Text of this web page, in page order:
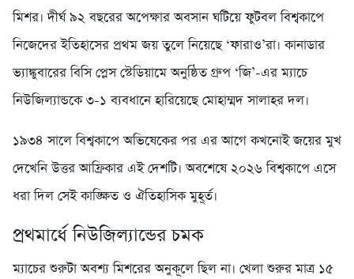
মিশর। দীর্ঘ ৯২ বছরের অপেক্ষার অবসান ঘটিয়ে ফুটবল বিশ্বকাপে
নিজেদের ইতিহাসের প্রথম জয় তুলে নিয়েছে ‘ফারাও’রা। কানাডার
ভ্যাঙ্কুবারের বিসি প্লেস স্টেডিয়ামে অনুষ্ঠিত গ্রুপ ‘জি’-এর ম্যাচে
নিউজিল্যান্ডকে ৩-১ ব্যবধানে হারিয়েছে মোহাম্মদ সালাহর দল।
১৯৩৪ সালে বিশ্বকাপে অভিষেকের পর এর আগে কখনোই জয়ের মুখ
দেখেনি উত্তর আফ্রিকার এই দেশটি। অবশেষে ২০২৬ বিশ্বকাপে এসে
ধরা দিল সেই কাঙ্ক্ষিত ও ঐতিহাসিক মুহূর্ত।
প্রথমার্ধে নিউজিল্যান্ডের চমক
ম্যাচের শুরুটা অবশ্য মিশরের অনুকূলে ছিল না। খেলা শুরুর মাত্র ১৫